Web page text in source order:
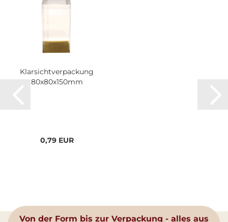
Klarsichtverpackung
80x80x150mm
0,79 EUR
Von der Form bis zur Verpackung - alles aus